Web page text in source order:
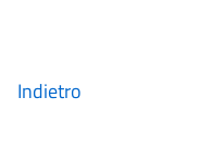
Indietro